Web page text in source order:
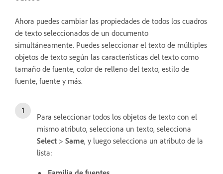
Ahora puedes cambiar las propiedades de todos los cuadros
de texto seleccionados de un documento
simultáneamente. Puedes seleccionar el texto de múltiples
objetos de texto según las características del texto como
tamaño de fuente, color de relleno del texto, estilo de
fuente, fuente y más.
Para seleccionar todos los objetos de texto con el
mismo atributo, selecciona un texto, selecciona
Select > Same, y luego selecciona un atributo de la
lista: